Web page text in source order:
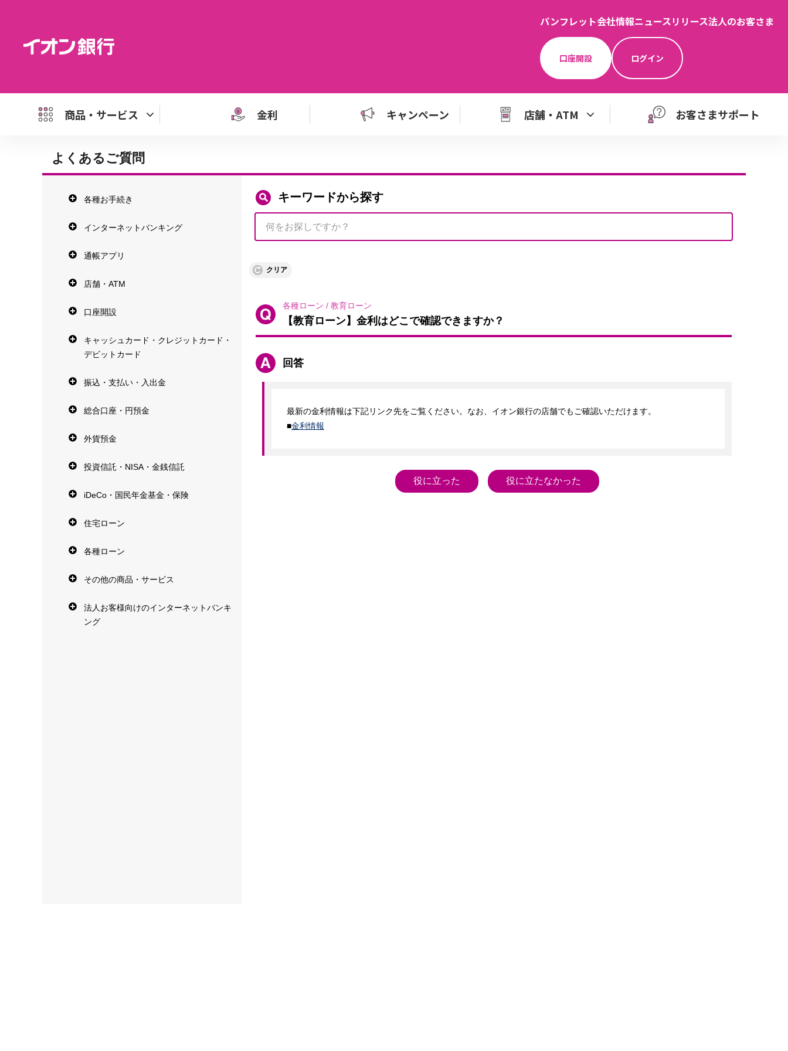
パンフレット会社情報ニュースリリース法人のお客さま
口座開設 ログイン
商品・サービス 金利 キャンペーン 店舗・ATM お客さまサポート
よくあるご質問
各種お手続き
インターネットバンキング
通帳アプリ
店舗・ATM
口座開設
キャッシュカード・クレジットカード・
デビットカード
振込・支払い・入出金
総合口座・円預金
外貨預金
投資信託・NISA・金銭信託
iDeCo・国民年金基金・保険
住宅ローン
各種ローン
その他の商品・サービス
法人お客様向けのインターネットバンキ
ング
キーワードから探す
クリア
各種ローン / 教育ローン
【教育ローン】金利はどこで確認できますか？
回答
最新の金利情報は下記リンク先をご覧ください。なお、イオン銀行の店舗でもご確認いただけます。
■金利情報
役に立った 役に立たなかった